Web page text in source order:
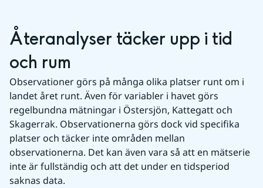
Återanalyser täcker upp i tid
och rum
Observationer görs på många olika platser runt om i
landet året runt. Även för variabler i havet görs
regelbundna mätningar i Östersjön, Kattegatt och
Skagerrak. Observationerna görs dock vid specifika
platser och täcker inte områden mellan
observationerna. Det kan även vara så att en mätserie
inte är fullständig och att det under en tidsperiod
saknas data.